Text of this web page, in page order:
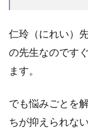
仁玲（にれい）
の先生なのです
ます。
でも悩みごとを
ちが抑えられな